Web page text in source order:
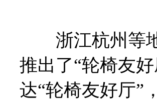
浙江杭州等地
推出了“轮椅友
达“轮椅友好厅”